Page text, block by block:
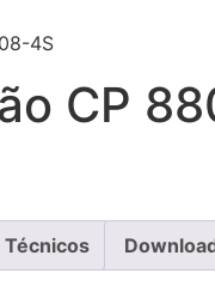
4S
CP
Técnicos